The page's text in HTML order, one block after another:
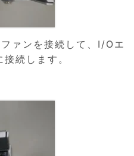
ァンを接続して、I/Oエ
続します。